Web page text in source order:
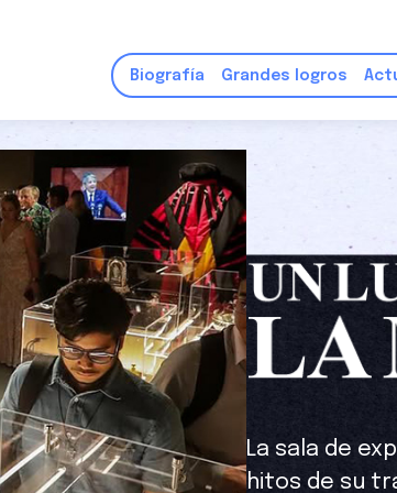
Biografía Grandes logros
La sala de
hitos de su